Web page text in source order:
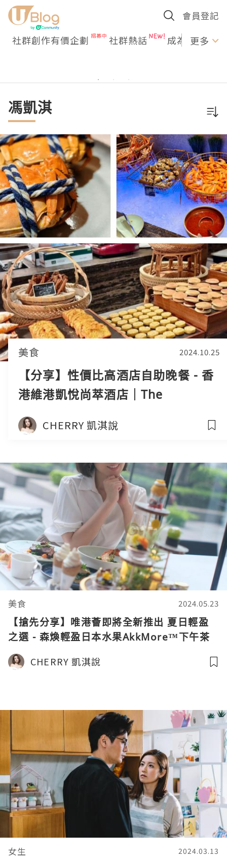
會員登記
社群創作有價企劃 社群熱話 成為U更多
馮凱淇
美食 2024.10.25
【分享】性價比高酒店自助晚餐 - 香
港維港凱悅尚萃酒店｜The
Farmhouse 咖啡廳
CHERRY 凱淇說
美食 2024.05.23
【搶先分享】唯港薈即將全新推出 夏日輕盈
之選 - 森煥輕盈日本水果AkkMore™️下午茶
CHERRY 凱淇說
女生 2024.03.13